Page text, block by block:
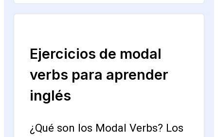
Ejercicios de modal
verbs para aprender
inglés
¿Qué son los Modal Verbs? Los